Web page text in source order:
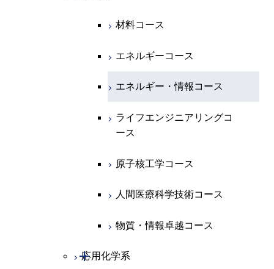
エネルギーコース
エネルギー・情報コース
エンジニアリングデザイン
原子核工学コース
超スマート社会卓越コース
システム制御コース
エンジニアリングデザイン
コース
電気電子系
電気電子コース
エネルギーコース
エネルギー・情報コース
ース
原子核工学コース
人間医療科学技術コース
物質・情報卓越コース
情報通信コース
エンジニアリングデザイン
ライフエンジニアリングコ
超スマート社会卓越コース
経営工学系
経営工学コース
コース
超スマート社会卓越コース
専門科目
材料コース
エネルギーコース
エネルギー・情報コース
ライフエンジニアリングコ
ース
原子核工学コース
人間医療科学技術コース
物質・情報卓越コース
応用化学系
開閉